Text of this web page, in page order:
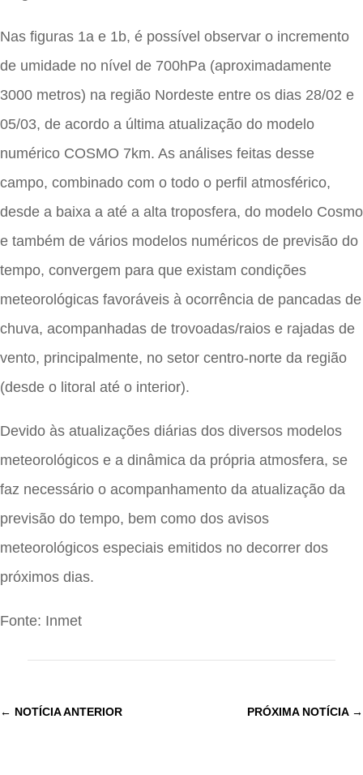
Nas figuras 1a e 1b, é possível observar o incremento
de umidade no nível de 700hPa (aproximadamente
3000 metros) na região Nordeste entre os dias 28/02 e
05/03, de acordo a última atualização do modelo
numérico COSMO 7km. As análises feitas desse
campo, combinado com o todo o perfil atmosférico,
desde a baixa a até a alta troposfera, do modelo Cosmo
e também de vários modelos numéricos de previsão do
tempo, convergem para que existam condições
meteorológicas favoráveis à ocorrência de pancadas de
chuva, acompanhadas de trovoadas/raios e rajadas de
vento, principalmente, no setor centro-norte da região
(desde o litoral até o interior).
Devido às atualizações diárias dos diversos modelos
meteorológicos e a dinâmica da própria atmosfera, se
faz necessário o acompanhamento da atualização da
previsão do tempo, bem como dos avisos
meteorológicos especiais emitidos no decorrer dos
próximos dias.
Fonte: Inmet
← NOTÍCIA ANTERIOR PRÓXIMA NOTÍCIA→